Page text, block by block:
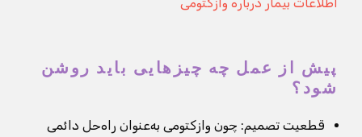
پیش از عمل چه چیزهایی باید روشن
شود؟
قطعیت تصمیم: چون وازکتومی به‌عنوان راه‌حل دائمی